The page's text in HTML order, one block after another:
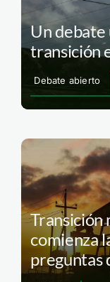
Un debate
transición
Debate abierto
Transición
comienza
preguntas